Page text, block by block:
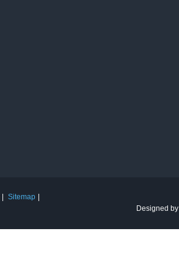
Sitemap
Designed by